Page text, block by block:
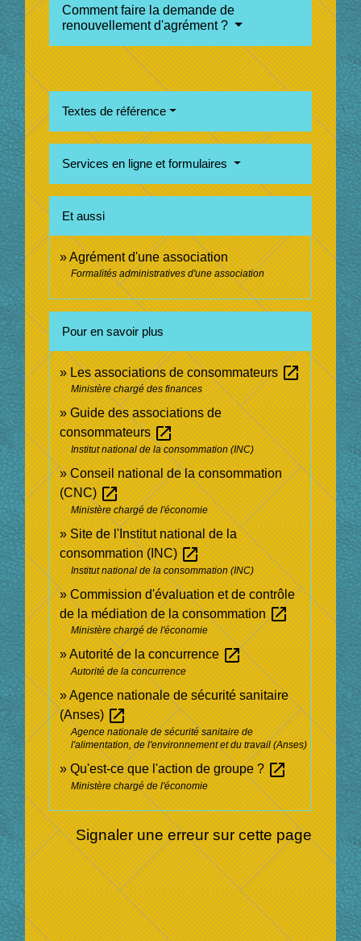
Comment faire la demande de
renouvellement d'agrément ?
Textes de référence
Services en ligne et formulaires
Et aussi
Agrément d'une association
Formalités administratives d'une association
Pour en savoir plus
Les associations de consommateursopen_in_new
Ministère chargé des finances
Guide des associations de
consommateursopen_in_new
Institut national de la consommation (INC)
Conseil national de la consommation
(CNC)open_in_new
Ministère chargé de l'économie
Site de l'Institut national de la
consommation (INC)open_in_new
Institut national de la consommation (INC)
Commission d'évaluation et de contrôle
de la médiation de la consommationopen_in_new
Ministère chargé de l'économie
Autorité de la concurrenceopen_in_new
Autorité de la concurrence
Agence nationale de sécurité sanitaire
(Anses)open_in_new
Agence nationale de sécurité sanitaire de
l'alimentation, de l'environnement et du travail (Anses)
Qu'est-ce que l'action de groupe ?open_in_new
Ministère chargé de l'économie
Signaler une erreur sur cette page